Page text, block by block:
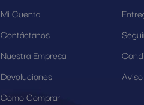
Mi Cuenta
Contáctanos
Nuestra Empresa
Devoluciones
Cómo Comprar